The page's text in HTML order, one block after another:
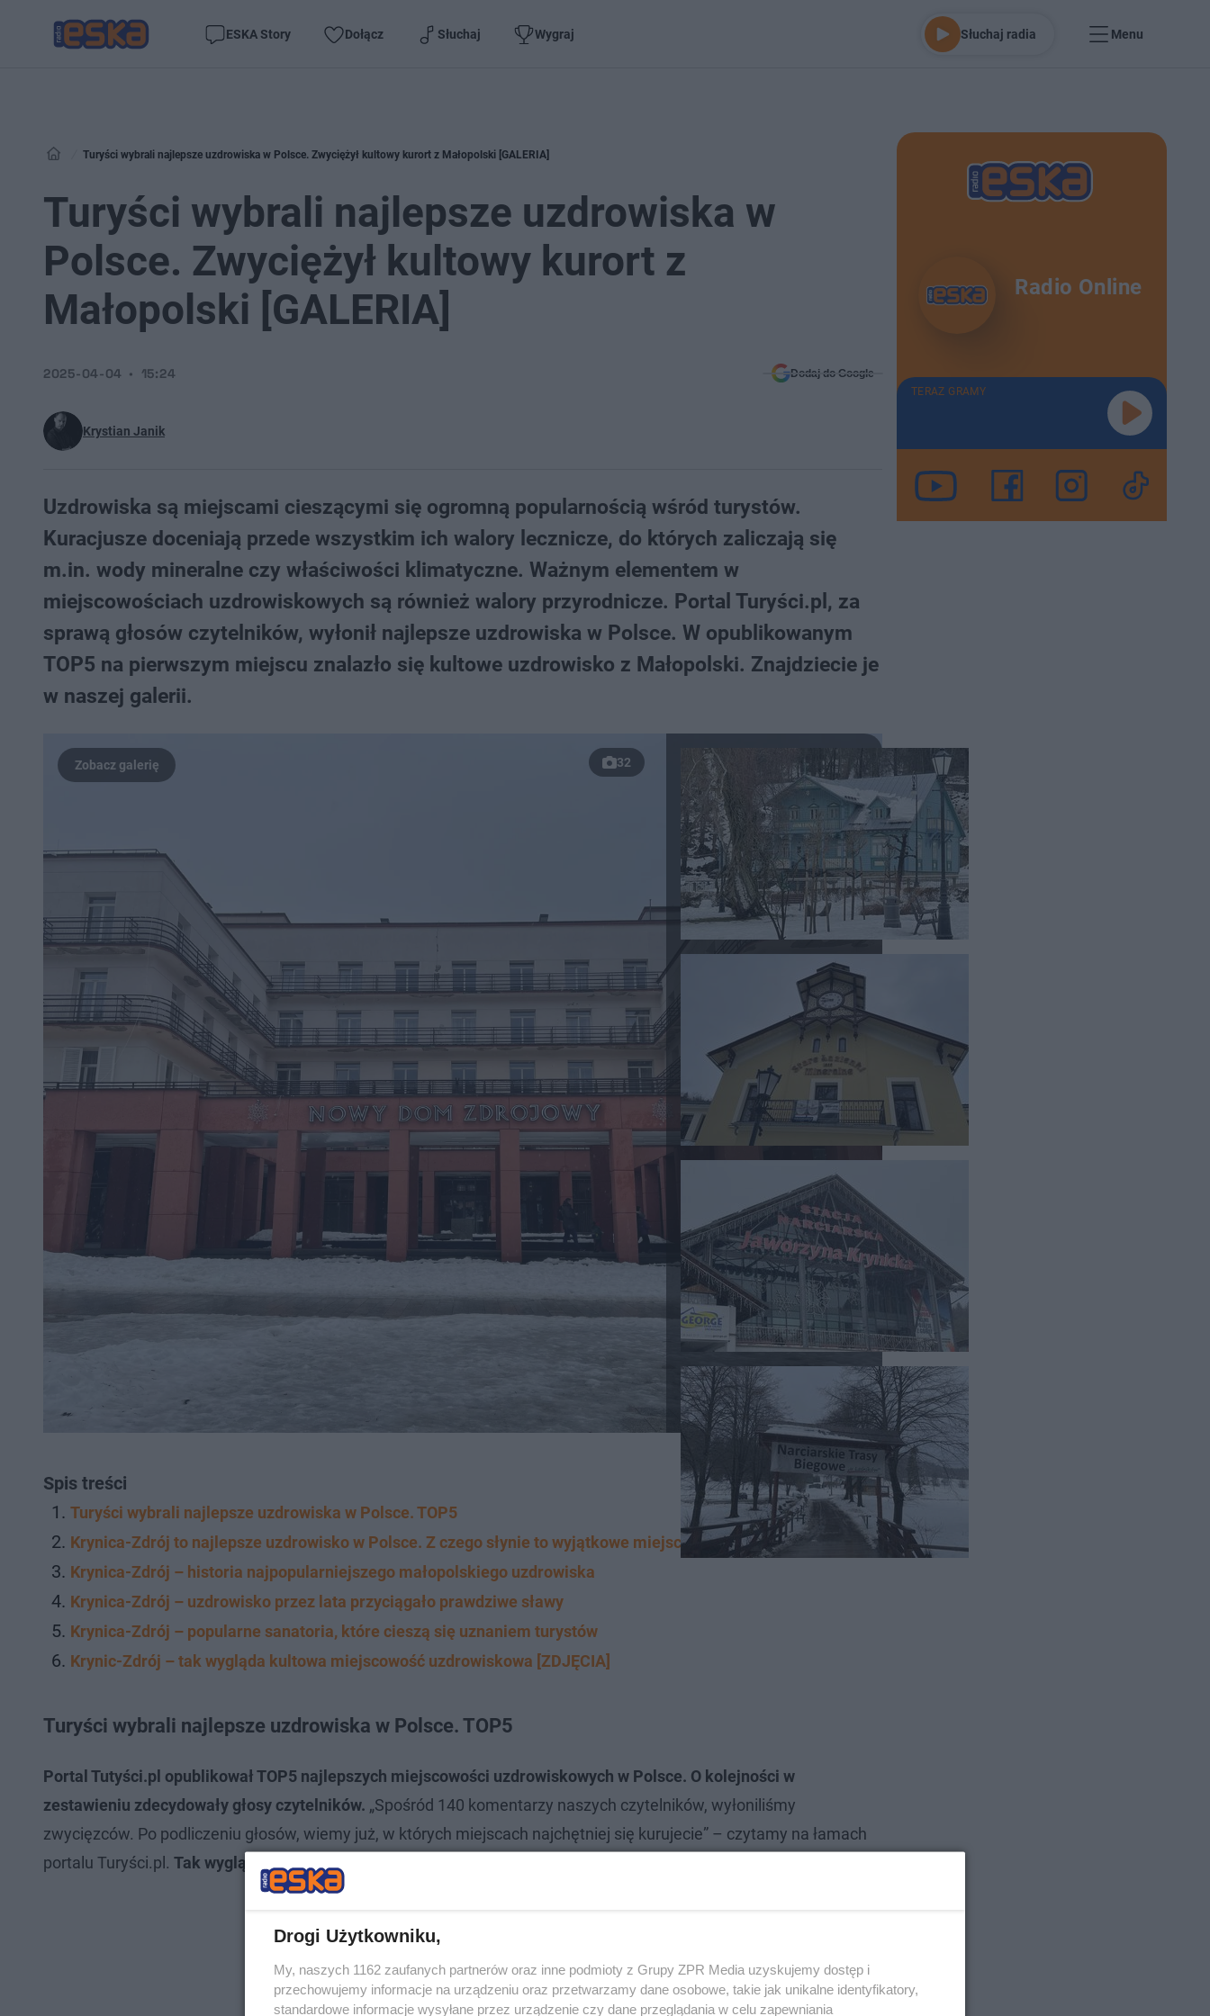
ESKA Story Dołącz Słuchaj Wygraj Słuchaj radia Menu
Turyści wybrali najlepsze uzdrowiska w Polsce. Zwyciężył kultowy kurort z Małopolski [GALERIA]
Turyści wybrali najlepsze uzdrowiska w
Polsce. Zwyciężył kultowy kurort z
Małopolski [GALERIA]
Krystian Janik
2025-04-04 15:24 Dodaj do Google
Uzdrowiska są miejscami cieszącymi się ogromną popularnością wśród turystów.
Kuracjusze doceniają przede wszystkim ich walory lecznicze, do których zaliczają się
m.in. wody mineralne czy właściwości klimatyczne. Ważnym elementem w
miejscowościach uzdrowiskowych są również walory przyrodnicze. Portal Turyści.pl, za
sprawą głosów czytelników, wyłonił najlepsze uzdrowiska w Polsce. W opublikowanym
TOP5 na pierwszym miejscu znalazło się kultowe uzdrowisko z Małopolski. Znajdziecie je
w naszej galerii.
32
Spis treści
Turyści wybrali najlepsze uzdrowiska w Polsce. TOP5
Krynica-Zdrój to najlepsze uzdrowisko w Polsce. Z czego słynie to wyjątkowe miejsce?
Krynica-Zdrój – historia najpopularniejszego małopolskiego uzdrowiska
Krynica-Zdrój – uzdrowisko przez lata przyciągało prawdziwe sławy
Krynica-Zdrój – popularne sanatoria, które cieszą się uznaniem turystów
Krynic-Zdrój – tak wygląda kultowa miejscowość uzdrowiskowa [ZDJĘCIA]
Turyści wybrali najlepsze uzdrowiska w Polsce. TOP5
Portal Tutyści.pl opublikował TOP5 najlepszych miejscowości uzdrowiskowych w Polsce. O kolejności w
zestawieniu zdecydowały głosy czytelników. „Spośród 140 komentarzy naszych czytelników, wyłoniliśmy
zwycięzców. Po podliczeniu głosów, wiemy już, w których miejscach najchętniej się kurujecie” – czytamy na łamach
portalu Turyści.pl. Tak wygląda TOP5 najlepszych uzdrowisk w naszym kraju:
Radio Online
TERAZ GRAMY
Drogi Użytkowniku,
My, naszych 1162 zaufanych partnerów oraz inne podmioty z Grupy ZPR Media uzyskujemy dostęp i
przechowujemy informacje na urządzeniu oraz przetwarzamy dane osobowe, takie jak unikalne identyfikatory,
standardowe informacje wysyłane przez urządzenie czy dane przeglądania w celu zapewniania